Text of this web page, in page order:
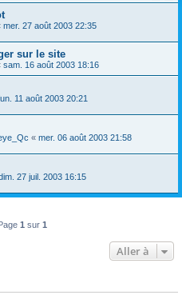
r
mer. 27 août 2003 22:35
sur le site
sam. 16 août 2003 18:16
11 août 2003 20:21
« mer. 06 août 2003 21:58
27 juil. 2003 16:15
1 sur 1
Aller à